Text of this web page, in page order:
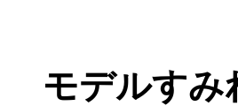
モデルすみ